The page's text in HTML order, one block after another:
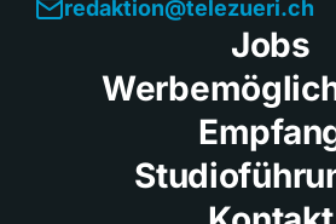
redaktion@telezueri.ch
Jobs